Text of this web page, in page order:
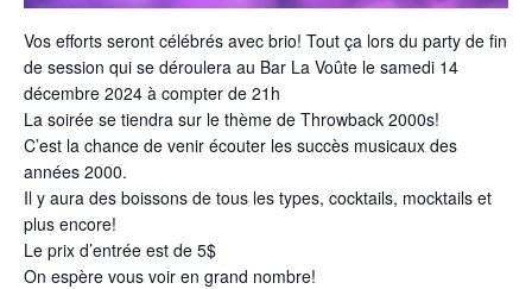
Vos efforts seront célébrés avec brio! Tout ça lors du party de fin
de session qui se déroulera au Bar La Voûte le samedi 14
décembre 2024 à compter de 21h
La soirée se tiendra sur le thème de Throwback 2000s!
C’est la chance de venir écouter les succès musicaux des
années 2000.
Il y aura des boissons de tous les types, cocktails, mocktails et
plus encore!
Le prix d’entrée est de 5$
On espère vous voir en grand nombre!